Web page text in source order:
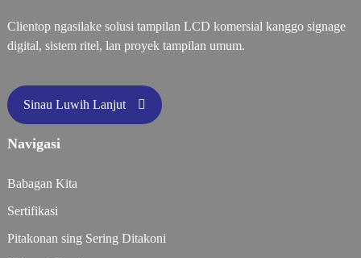
Clientop ngasilake solusi tampilan LCD komersial kanggo signage
digital, sistem ritel, lan proyek tampilan umum.
Sinau Luwih Lanjut
Navigasi
Babagan Kita
Sertifikasi
Pitakonan sing Sering Ditakoni